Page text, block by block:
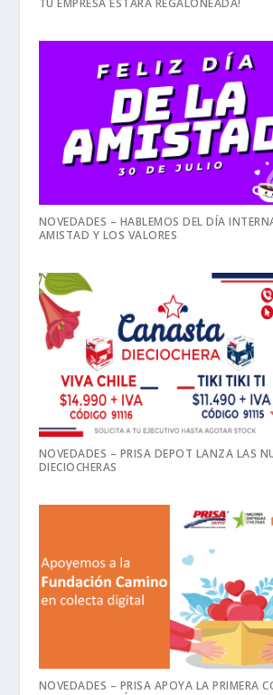
TU EMPRESA ESTARÁ REGALONEADA!
NOVEDADES – HABLEMOS DEL DÍA
AMISTAD Y LOS VALORES
NOVEDADES – PRISA DEPOT LANZA LAS
DIECIOCHERAS
NOVEDADES – PRISA APOYA LA PRIMERA